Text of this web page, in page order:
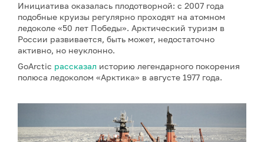
Инициатива оказалась плодотворной: с 2007 года
подобные круизы регулярно проходят на атомном
ледоколе «50 лет Победы». Арктический туризм в
России развивается, быть может, недостаточно
активно, но неуклонно.
GoArctic рассказал историю легендарного покорения
полюса ледоколом «Арктика» в августе 1977 года.